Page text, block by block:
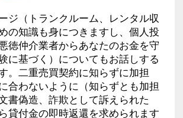
ジ（トランクルーム、レンタル収
の知識も身につきますし、個人投
徳仲介業者からあなたのお金を守
に基づく）についてもお話しする
。二重売買契約に知らずに加担
合わないように（知らずとも加担
書偽造、詐欺として訴えられた
貸付金の即時返還を求められます